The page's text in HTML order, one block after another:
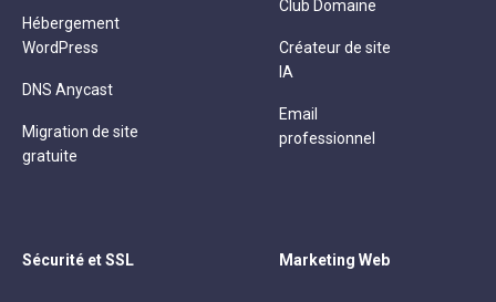
Hébergement
WordPress
DNS Anycast
Migration de site
gratuite
Club Domaine
Créateur de site
IA
Email
professionnel
Sécurité et SSL Marketing Web